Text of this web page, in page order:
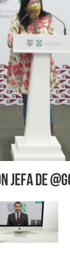
de